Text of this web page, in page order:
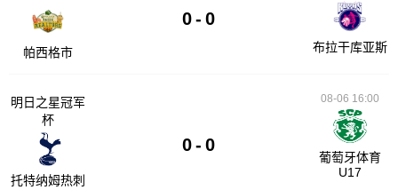
帕西格市
0 - 0
布拉干库亚斯
明日之星冠军
杯
托特纳姆热刺
0 - 0
08-06 16:00
葡萄牙体育
U17